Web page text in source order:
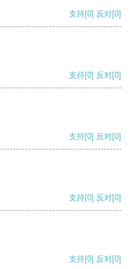
支持[0] 反对[0]
支持[0] 反对[0]
支持[0] 反对[0]
支持[0] 反对[0]
支持[0] 反对[0]